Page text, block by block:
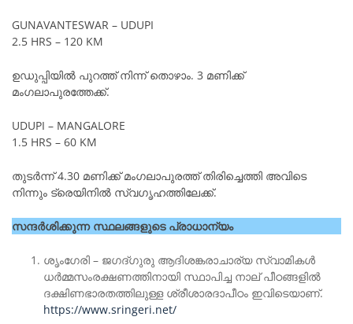
GUNAVANTESWAR – UDUPI
2.5 HRS – 120 KM
ഉഡുപ്പിയിൽ പുറത്ത് നിന്ന് തൊഴാം. 3 മണിക്ക്
മംഗലാപുരത്തേക്ക്.
UDUPI – MANGALORE
1.5 HRS – 60 KM
തുടർന്ന് 4.30 മണിക്ക് മംഗലാപുരത്ത് തിരിച്ചെത്തി അവിടെ
നിന്നും ട്രെയിനിൽ സ്വഗൃഹത്തിലേക്ക്.
സന്ദർശിക്കുന്ന സ്ഥലങ്ങളുടെ പ്രാധാന്യം
ശൃംഗേരി – ജഗദ്ഗുരു ആദിശങ്കരാചാര്യ സ്വാമികൾ
ധർമ്മസംരക്ഷണത്തിനായി സ്ഥാപിച്ച നാല് പീഠങ്ങളിൽ
ദക്ഷിണഭാരതത്തിലുള്ള ശ്രീശാരദാപീഠം ഇവിടെയാണ്.
https://www.sringeri.net/